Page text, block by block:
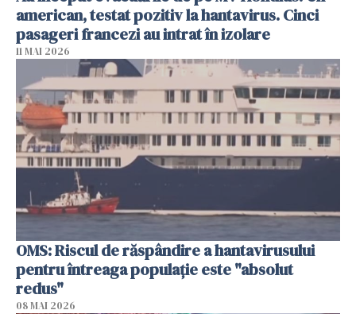
american, testat pozitiv la hantavirus. Cinci
pasageri francezi au intrat în izolare
11 MAI 2026
OMS: Riscul de răspândire a hantavirusului
pentru întreaga populaţie este "absolut
redus"
08 MAI 2026